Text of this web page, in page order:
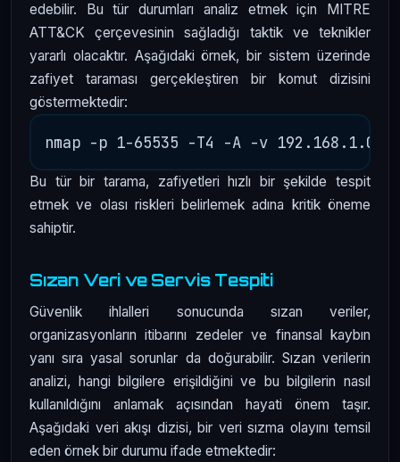
edebilir. Bu tür durumları analiz etmek için MITRE
ATT&CK çerçevesinin sağladığı taktik ve teknikler
yararlı olacaktır. Aşağıdaki örnek, bir sistem üzerinde
zafiyet taraması gerçekleştiren bir komut dizisini
göstermektedir:
Bu tür bir tarama, zafiyetleri hızlı bir şekilde tespit
etmek ve olası riskleri belirlemek adına kritik öneme
sahiptir.
Sızan Veri ve Servis Tespiti
Güvenlik ihlalleri sonucunda sızan veriler,
organizasyonların itibarını zedeler ve finansal kaybın
yanı sıra yasal sorunlar da doğurabilir. Sızan verilerin
analizi, hangi bilgilere erişildiğini ve bu bilgilerin nasıl
kullanıldığını anlamak açısından hayati önem taşır.
Aşağıdaki veri akışı dizisi, bir veri sızma olayını temsil
eden örnek bir durumu ifade etmektedir: